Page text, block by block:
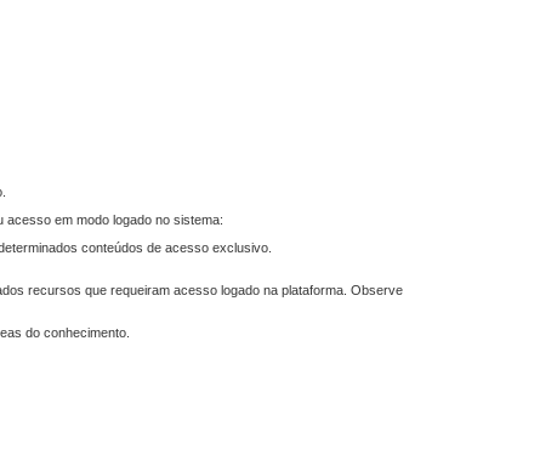
em modo logado no sistema:
conteúdos de acesso exclusivo.
recursos que requeiram acesso logado na plataforma. Observe
do conhecimento.